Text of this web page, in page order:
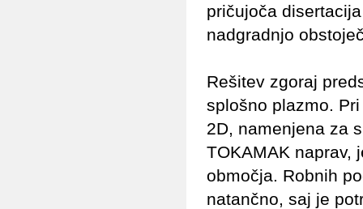
pričujoča
nadgradnjo
Rešitev zgoraj
splošno plazmo.
2D, namenjena za
TOKAMAK naprav,
območja. Robnih
natančno, saj je